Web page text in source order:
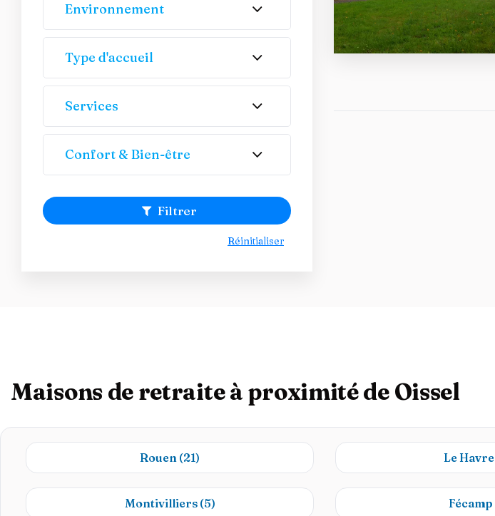
Environnement
Type d'accueil
Services
Confort & Bien-être
Filtrer
Réinitialiser
Maisons de retraite à proximité de Oissel
Rouen (21) Le Havre
Montivilliers (5) Fécamp